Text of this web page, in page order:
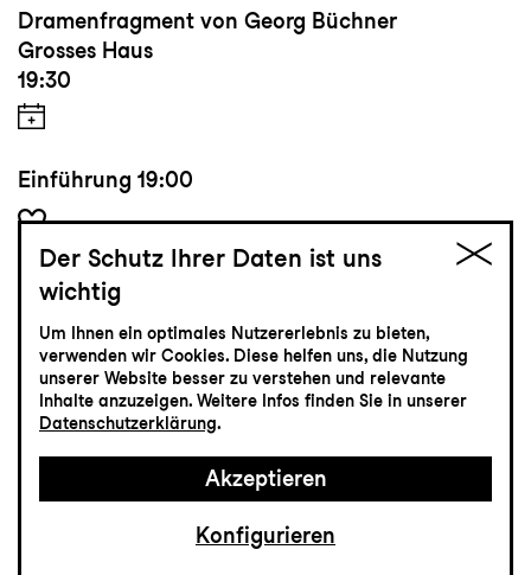
Dramenfragment von Georg Büchner
Grosses Haus
19:30
Einführung 19:00
CHF 35-75
Konzert
23.10Freitag
Der Schutz Ihrer Daten ist uns
wichtig
Um Ihnen ein optimales Nutzererlebnis zu bieten,
verwenden wir Cookies. Diese helfen uns, die Nutzung
unserer Website besser zu verstehen und relevante
Inhalte anzuzeigen. Weitere Infos finden Sie in unserer
Datenschutzerklärung.
Akzeptieren
Konfigurieren